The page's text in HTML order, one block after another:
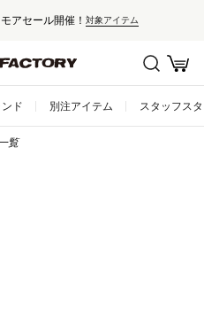
アセール開催！ 対象アイテム
ド 別注アイテム スタッフス
覧